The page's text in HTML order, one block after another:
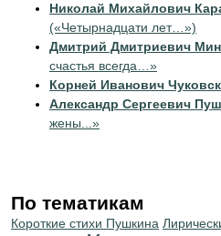
Николай Михайлович
(«Четырнадцати лет…»)
Дмитрий Дмитриевич
счастья всегда…»
Корней Иванович
Александр Сергеевич
жены...»
По тематикам
Короткие стихи Пушкина